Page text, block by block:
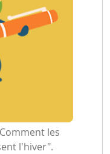
les
l'hiver".